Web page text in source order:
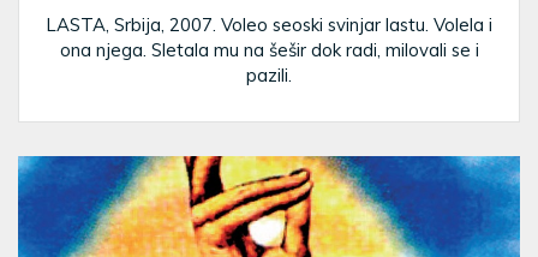
LASTA, Srbija, 2007. Voleo seoski svinjar lastu. Volela i
ona njega. Sletala mu na šešir dok radi, milovali se i
pazili.